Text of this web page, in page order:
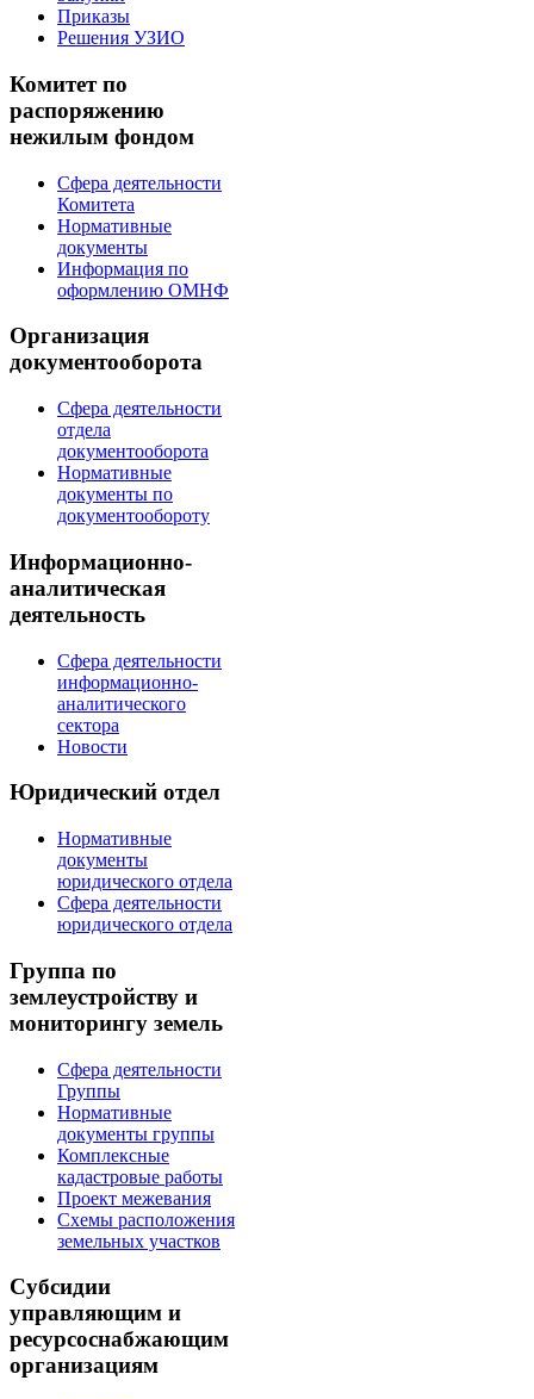
Приказы
Решения УЗИО
Комитет по
распоряжению
нежилым фондом
Сфера деятельности
Комитета
Нормативные
документы
Информация по
оформлению ОМНФ
Организация
документооборота
Сфера деятельности
отдела
документооборота
Нормативные
документы по
документообороту
Информационно-
аналитическая
деятельность
Сфера деятельности
информационно-
аналитического
сектора
Новости
Юридический отдел
Нормативные
документы
юридического отдела
Сфера деятельности
юридического отдела
Группа по
землеустройству и
мониторингу земель
Сфера деятельности
Группы
Нормативные
документы группы
Комплексные
кадастровые работы
Проект межевания
Схемы расположения
земельных участков
Субсидии
управляющим и
ресурсоснабжающим
организациям